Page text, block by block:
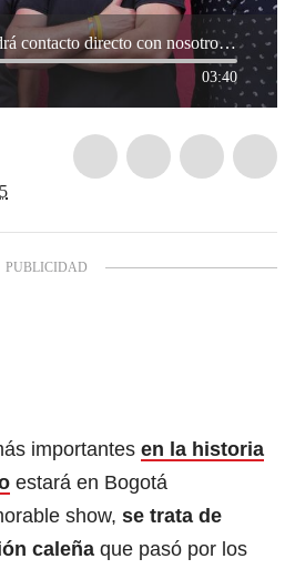
“El público tendrá contacto directo con nosotros”: Superlitio sobre su show en Bogotá
03:40
importantes en la historia
estará en Bogotá
show, se trata de
caleña que pasó por los